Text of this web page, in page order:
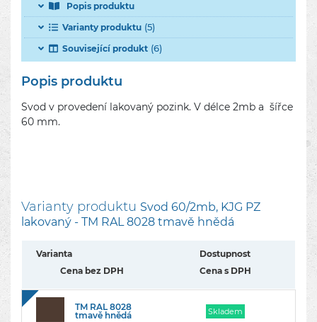
Popis produktu
Varianty produktu (5)
Související produkt (6)
Popis produktu
Svod v provedení lakovaný pozink. V délce 2mb a šířce
60 mm.
Varianty produktu Svod 60/2mb, KJG PZ
lakovaný - TM RAL 8028 tmavě hnědá
Varianta
Dostupnost
Cena bez DPH
Cena s DPH
TM RAL 8028
tmavě hnědá
Skladem